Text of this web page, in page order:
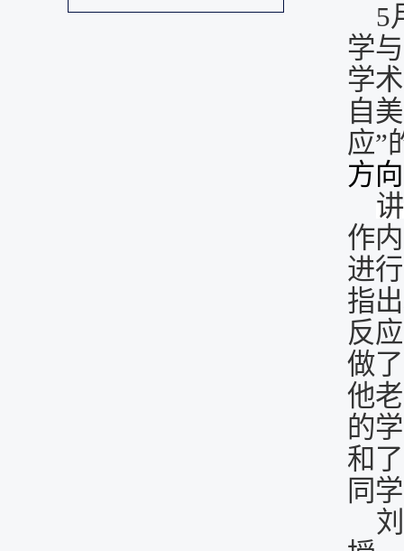
5
学
学
自
应”
方
作
进
指
反
做
他
的
和
同